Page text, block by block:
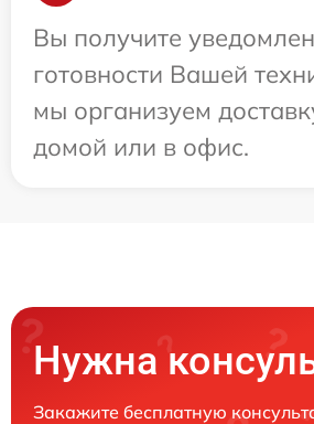
Вы получите
готовности Вашей
мы организуем
домой или в офис.
Нужна
Закажите бесплатную